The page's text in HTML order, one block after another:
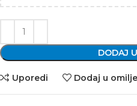
DODAJ
Uporedi Dodaj u